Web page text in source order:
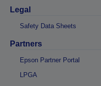
Legal
Safety Data Sheets
Partners
Epson Partner Portal
LPGA